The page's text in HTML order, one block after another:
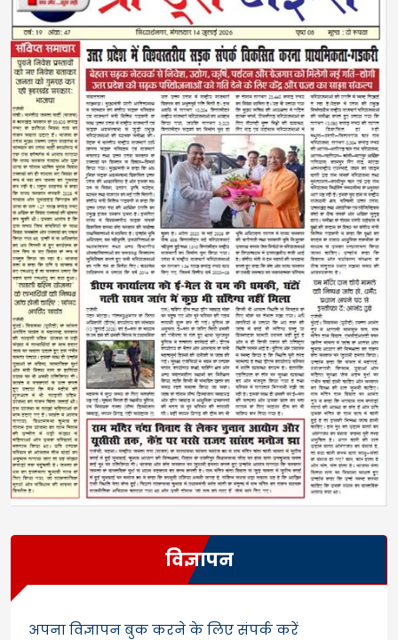
विज्ञापन
अपना विज्ञापन बुक करने के लिए संपर्क करें